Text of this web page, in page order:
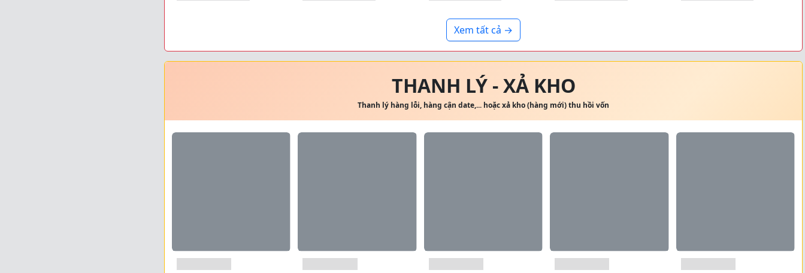
Xem tất cả →
THANH LÝ - XẢ KHO
Thanh lý hàng lỗi, hàng cận date,... hoặc xả kho (hàng mới) thu hồi vốn